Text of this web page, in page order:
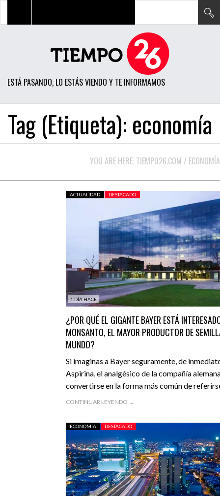
ESTÁ PASANDO, LO ESTÁS VIENDO Y TE INFORMAMOS
POLÍTICA
ECONOMÍA
SOCIEDAD
CIENCIA
Tag (Etiqueta): economía
YOU ARE HERE: TIEMPO26.COM / ECONOMÍA
1 DÍA HACE
ACTUALIDAD DESTACADO
¿POR QUÉ EL GIGANTE BAYER ESTÁ
MONSANTO, EL MAYOR PRODUCTOR DE
MUNDO?
Si imaginas a Bayer seguramente, de
Aspirina, el analgésico de la compañía
convertirse en la forma más común de
CONTINUAR LEYENDO →
ECONOMÍA DESTACADO